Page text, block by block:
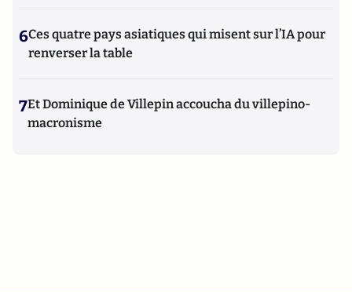
6Ces quatre pays asiatiques qui misent sur l’IA pour
renverser la table
7Et Dominique de Villepin accoucha du villepino-
macronisme